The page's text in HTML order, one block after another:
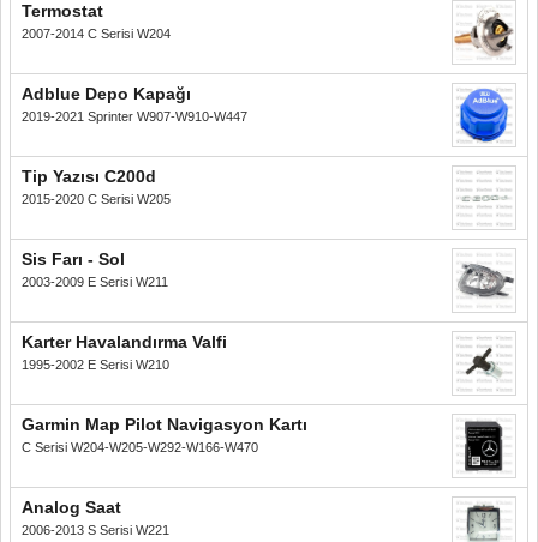
Termostat
2007-2014 C Serisi W204
Adblue Depo Kapağı
2019-2021 Sprinter W907-W910-W447
Tip Yazısı C200d
2015-2020 C Serisi W205
Sis Farı - Sol
2003-2009 E Serisi W211
Karter Havalandırma Valfi
1995-2002 E Serisi W210
Garmin Map Pilot Navigasyon Kartı
C Serisi W204-W205-W292-W166-W470
Analog Saat
2006-2013 S Serisi W221